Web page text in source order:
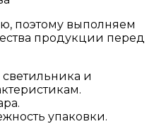
поэтому выполняем
продукции перед
светильника и
упаковки.